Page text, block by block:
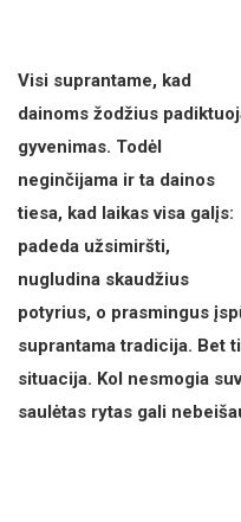
Visi suprantame, kad
dainoms žodžius
gyvenimas. Todėl
neginčijama ir ta dainos
tiesa, kad laikas visa galįs:
padeda užsimiršti,
nugludina skaudžius
potyrius, o prasmingus
suprantama tradicija. Bet
situacija. Kol nesmogia
saulėtas rytas gali